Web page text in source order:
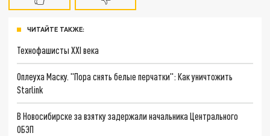
ЧИТАЙТЕ ТАКЖЕ:
Технофашисты XXI века
Оплеуха Маску. "Пора снять белые перчатки": Как уничтожить
Starlink
В Новосибирске за взятку задержали начальника Центрального
ОБЭП